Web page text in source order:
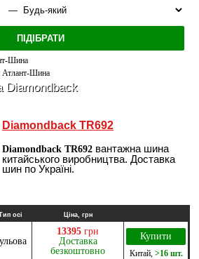
Diamondback
Diamondback TR692
Diamondback TR692 вантажна шина
китайського виробництва. Доставка
шин по Україні.
осі Ціна, грн
13395 грн
Доставка
безкоштовно
Купити
Китай, >16 шт.